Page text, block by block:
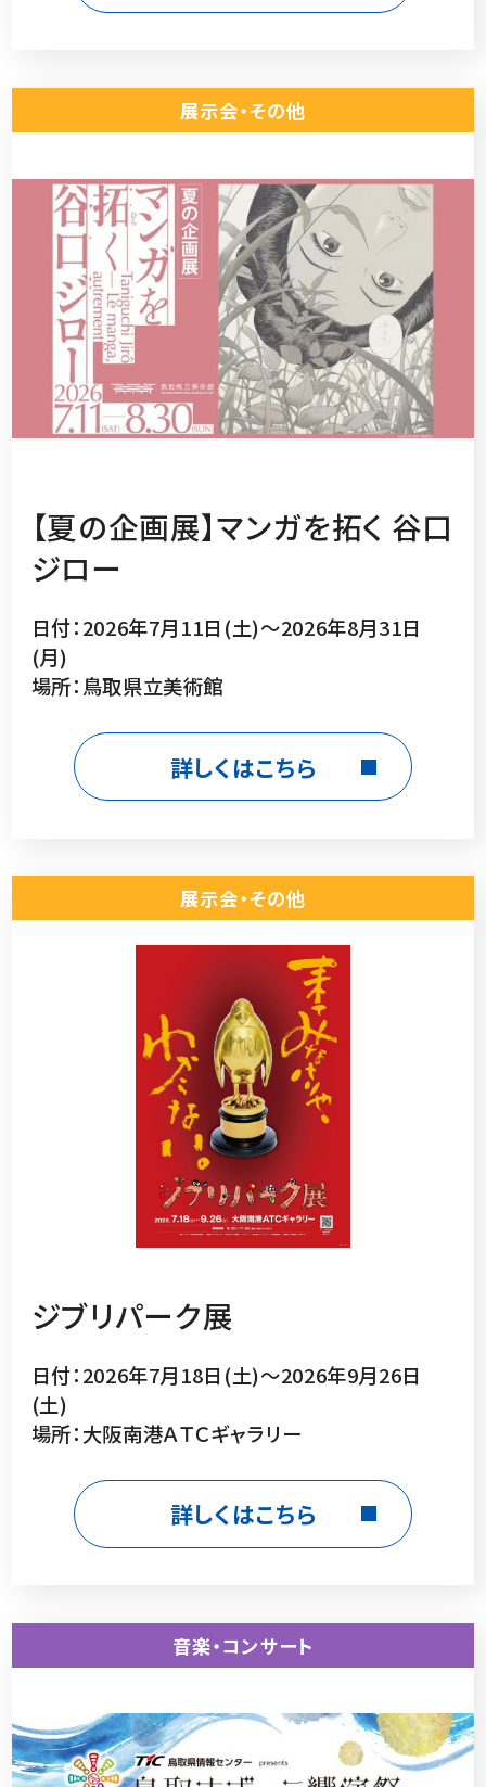
展示会・その他
【夏の企画展】マンガを拓く 谷口
ジロー
日付：2026年7月11日(土)～2026年8月31日
(月)
場所：鳥取県立美術館
詳しくはこちら
展示会・その他
ジブリパーク展
日付：2026年7月18日(土)～2026年9月26日
(土)
場所：大阪南港ＡＴＣギャラリー
詳しくはこちら
音楽・コンサート